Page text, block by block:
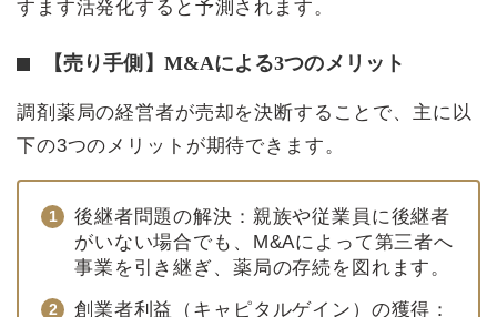
すます活発化すると予測されます。
【売り手側】M&Aによる3つのメリット
調剤薬局の経営者が売却を決断することで、主に以
下の3つのメリットが期待できます。
後継者問題の解決：親族や従業員に後継者
がいない場合でも、M&Aによって第三者へ
事業を引き継ぎ、薬局の存続を図れます。
創業者利益（キャピタルゲイン）の獲得：